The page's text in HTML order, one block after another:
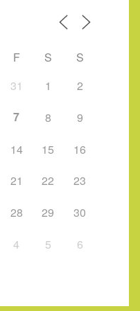
F S
S
31 1
2
7 8
9
14 15
16
21 22
23
28 29
30
4 5 6